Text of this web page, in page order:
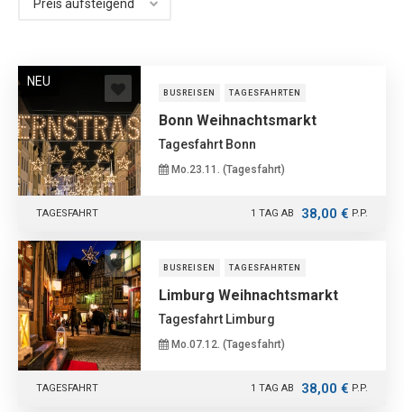
NEU
BUSREISEN TAGESFAHRTEN
Bonn Weihnachtsmarkt
Tagesfahrt Bonn
Mo.23.11. (Tagesfahrt)
1 TAG AB 38,00 € P.P.
TAGESFAHRT
BUSREISEN TAGESFAHRTEN
Limburg Weihnachtsmarkt
Tagesfahrt Limburg
Mo.07.12. (Tagesfahrt)
1 TAG AB 38,00 € P.P.
TAGESFAHRT